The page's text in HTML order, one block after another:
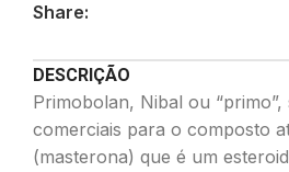
Share:
DESCRIÇÃO
Primobolan, Nibal ou “primo”,
comerciais para o composto
(masterona) que é um